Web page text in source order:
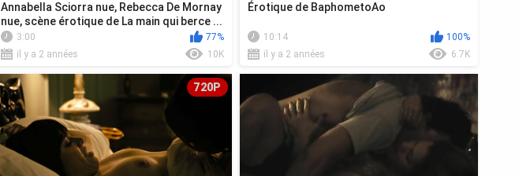
Annabella Sciorra nue, Rebecca De Mornay
nue, scène érotique de La main qui berce ...
3:00
77%
il y a 2 années
10K
Érotique de BaphometoAo
10:14
100%
il y a 2 années
6.7K
720P